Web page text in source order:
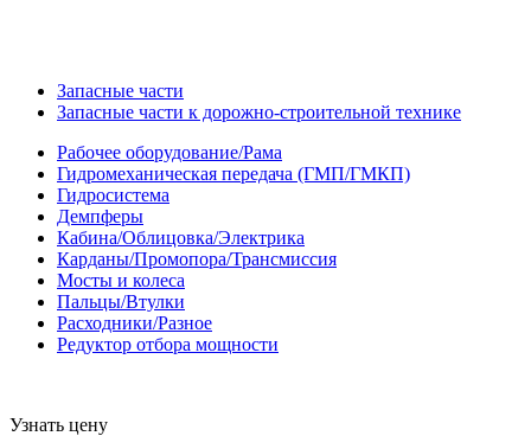
Запасные части
Запасные части к дорожно-строительной технике
Рабочее оборудование/Рама
Гидромеханическая передача (ГМП/ГМКП)
Гидросистема
Демпферы
Кабина/Облицовка/Электрика
Карданы/Промопора/Трансмиссия
Мосты и колеса
Пальцы/Втулки
Расходники/Разное
Редуктор отбора мощности
Узнать цену